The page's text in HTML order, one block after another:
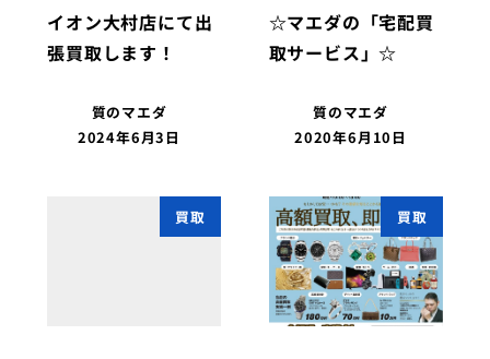
イオン大村店にて出
張買取します！
質のマエダ
2024年6月3日
☆マエダの「宅配買
取サービス」☆
質のマエダ
2020年6月10日
買取 買取